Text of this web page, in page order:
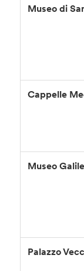
Museo di
Cappelle
Museo
Palazzo